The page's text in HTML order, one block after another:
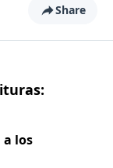
Share
a los